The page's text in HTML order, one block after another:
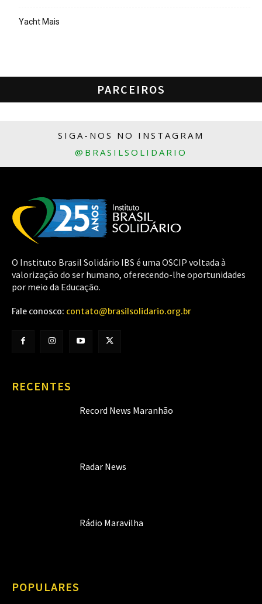
Yacht Mais
PARCEIROS
SIGA-NOS NO INSTAGRAM
@BRASILSOLIDARIO
O Instituto Brasil Solidário IBS é uma OSCIP voltada à
valorização do ser humano, oferecendo-lhe oportunidades
por meio da Educação.
Fale conosco: contato@brasilsolidario.org.br
RECENTES
Record News Maranhão
Radar News
Rádio Maravilha
POPULARES